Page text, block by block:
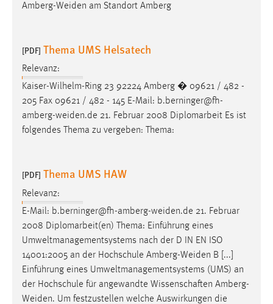
Amberg-Weiden am Standort Amberg
[PDF] Thema UMS Helsatech
Relevanz:
Kaiser-Wilhelm-Ring 23 92224 Amberg � 09621 / 482 -
205 Fax 09621 / 482 - 145 E-Mail: b.berninger@fh-
amberg-weiden.de 21. Februar 2008 Diplomarbeit Es ist
folgendes Thema zu vergeben: Thema:
[PDF] Thema UMS HAW
Relevanz:
E-Mail: b.berninger@fh-amberg-weiden.de 21. Februar
2008 Diplomarbeit(en) Thema: Einführung eines
Umweltmanagementsystems nach der D IN EN ISO
14001:2005 an der Hochschule Amberg-Weiden B [...]
Einführung eines Umweltmanagementsystems (UMS) an
der Hochschule für angewandte Wissenschaften Amberg-
Weiden. Um festzustellen welche Auswirkungen die